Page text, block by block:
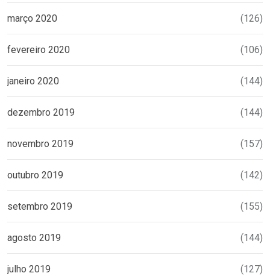
março 2020 (126)
fevereiro 2020 (106)
janeiro 2020 (144)
dezembro 2019 (144)
novembro 2019 (157)
outubro 2019 (142)
setembro 2019 (155)
agosto 2019 (144)
julho 2019 (127)